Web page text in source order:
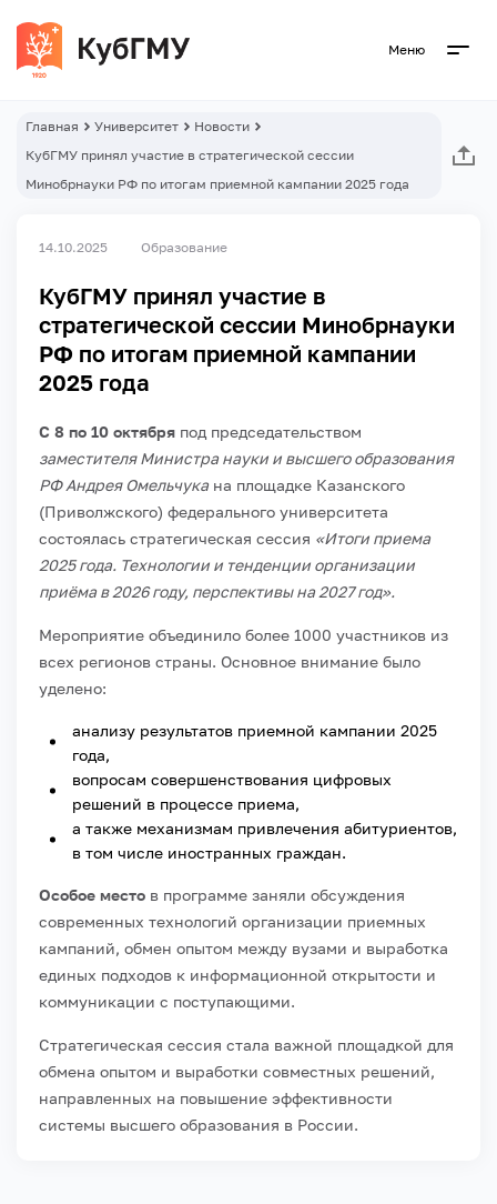
Меню
Главная Университет
Новости
КубГМУ принял участие в стратегической сессии
Минобрнауки РФ по итогам приемной кампании 2025 года
14.10.2025 Образование
КубГМУ принял участие в
стратегической сессии Минобрнауки
РФ по итогам приемной кампании
2025 года
С 8 по 10 октября под председательством
заместителя Министра науки и высшего образования
РФ Андрея Омельчукана площадке Казанского
(Приволжского) федерального университета
состоялась стратегическая сессия «Итоги приема
2025 года. Технологии и тенденции организации
приёма в 2026 году, перспективы на 2027 год».
Мероприятие объединило более 1000 участников из
всех регионов страны. Основное внимание было
уделено:
анализу результатов приемной кампании 2025
года,
вопросам совершенствования цифровых
решений в процессе приема,
а также механизмам привлечения абитуриентов,
в том числе иностранных граждан.
Особое место в программе заняли обсуждения
современных технологий организации приемных
кампаний, обмен опытом между вузами и выработка
единых подходов к информационной открытости и
коммуникации с поступающими.
Стратегическая сессия стала важной площадкой для
обмена опытом и выработки совместных решений,
направленных на повышение эффективности
системы высшего образования в России.